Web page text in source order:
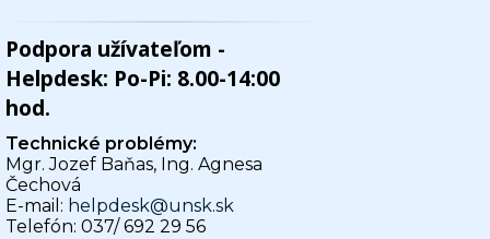
Podpora užívateľom -
Helpdesk: Po-Pi: 8.00-14:00
hod.
Technické problémy:
Mgr. Jozef Baňas, Ing. Agnesa
Čechová
E-mail: helpdesk@unsk.sk
Telefón: 037/ 692 29 56